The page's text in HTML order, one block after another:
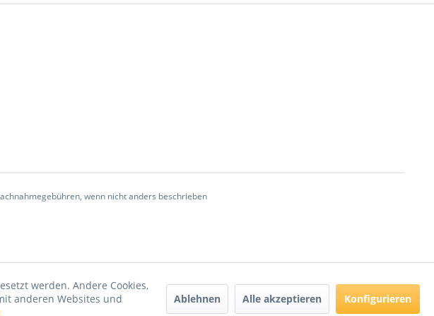
wenn nicht anders beschrieben
werden. Andere Cookies,
anderen Websites und
Ablehnen Alle akzeptieren Konfigurieren